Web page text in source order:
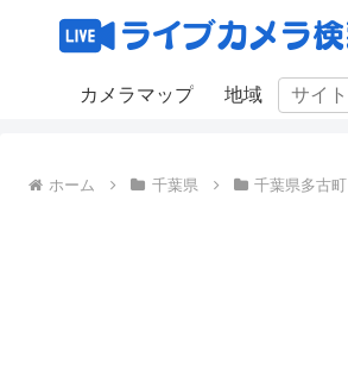
カメラマップ 地域
ホーム 千葉県 千葉県多古町